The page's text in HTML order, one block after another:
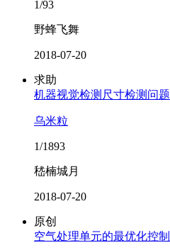
1/93
野蜂飞舞
2018-07-20
求助
机器视觉检测尺寸检测问题
乌米粒
1/1893
嵇楠城月
2018-07-20
原创
空气处理单元的最优化控制